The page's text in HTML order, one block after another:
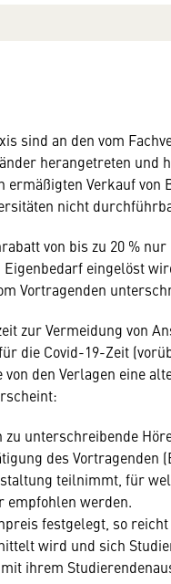
sind an den vom
herangetreten und
ermäßigten Verkauf
nicht
von bis zu 20 %
eingelöst
Vortragenden
zur Vermeidung von
die Covid-19-Zeit
den Verlagen eine
zu unterschreibende
des Vortragenden
teilnimmt, für
empfohlen werden.
festgelegt, so reicht
wird und sich
ihrem